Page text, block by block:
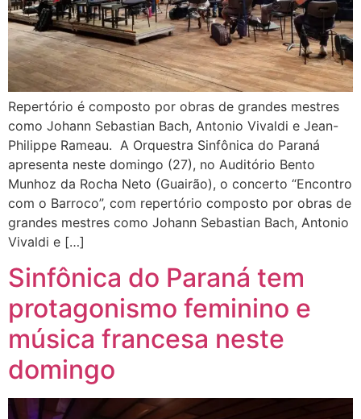
Repertório é composto por obras de grandes mestres
como Johann Sebastian Bach, Antonio Vivaldi e Jean-
Philippe Rameau. A Orquestra Sinfônica do Paraná
apresenta neste domingo (27), no Auditório Bento
Munhoz da Rocha Neto (Guairão), o concerto “Encontro
com o Barroco”, com repertório composto por obras de
grandes mestres como Johann Sebastian Bach, Antonio
Vivaldi e […]
Sinfônica do Paraná tem
protagonismo feminino e
música francesa neste
domingo